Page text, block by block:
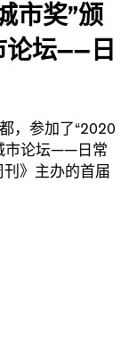
市奖”颁
坛——日
，参加了“2020
市论坛——日常
》主办的首届